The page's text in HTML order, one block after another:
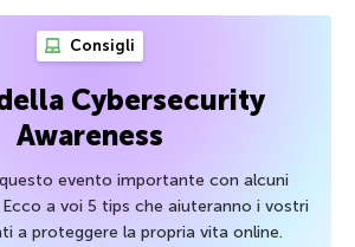
Consigli
Cybersecurity
Awareness
evento importante con alcuni
a voi 5 tips che aiuteranno i vostri
a proteggere la propria vita online.